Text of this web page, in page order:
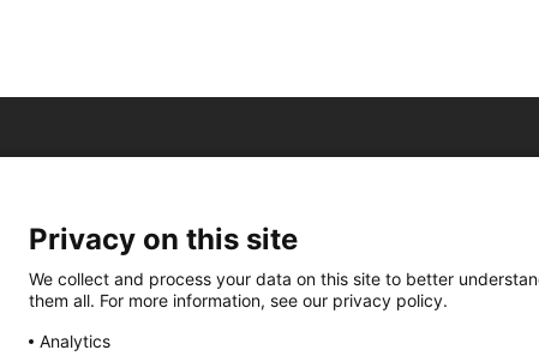
Privacy on this site
We collect and process your data on this site to better
them all. For more information, see our privacy policy.
Analytics